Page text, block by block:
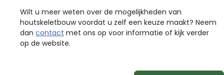
Wilt u meer weten over de mogelijkheden van
houtskeletbouw voordat u zelf een keuze maakt? Neem
dan contact met ons op voor informatie of kijk verder
op de website.